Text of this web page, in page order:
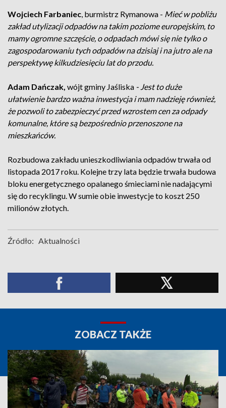
Wojciech Farbaniec, burmistrz Rymanowa - Mieć w pobliżu
zakład utylizacji odpadów na takim poziome europejskim, to
mamy ogromne szczęście, o odpadach mówi się nie tylko o
zagospodarowaniu tych odpadów na dzisiaj i na jutro ale na
perspektywę kilkudziesięciu lat do przodu.
Adam Dańczak, wójt gminy Jaśliska - Jest to duże
ułatwienie bardzo ważna inwestycja i mam nadzieję również,
że pozwoli to zabezpieczyć przed wzrostem cen za odpady
komunalne, które są bezpośrednio przenoszone na
mieszkańców.
Rozbudowa zakładu unieszkodliwiania odpadów trwała od
listopada 2017 roku. Kolejne trzy lata będzie trwała budowa
bloku energetycznego opalanego śmieciami nie nadającymi
się do recyklingu. W sumie obie inwestycje to koszt 250
milionów złotych.
Źródło: Aktualności
ZOBACZ TAKŻE